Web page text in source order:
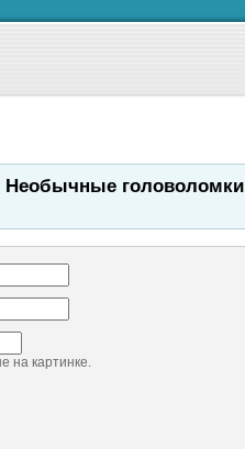
Необычные головоломки
на картинке.